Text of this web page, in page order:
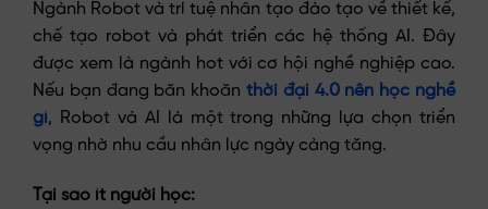
Ngành Robot và trí tuệ nhân tạo đào tạo về thiết kế,
chế tạo robot và phát triển các hệ thống AI. Đây
được xem là ngành hot với cơ hội nghề nghiệp cao.
Nếu bạn đang băn khoăn thời đại 4.0 nên học nghề
gì, Robot và AI là một trong những lựa chọn triển
vọng nhờ nhu cầu nhân lực ngày càng tăng.
Tại sao ít người học: